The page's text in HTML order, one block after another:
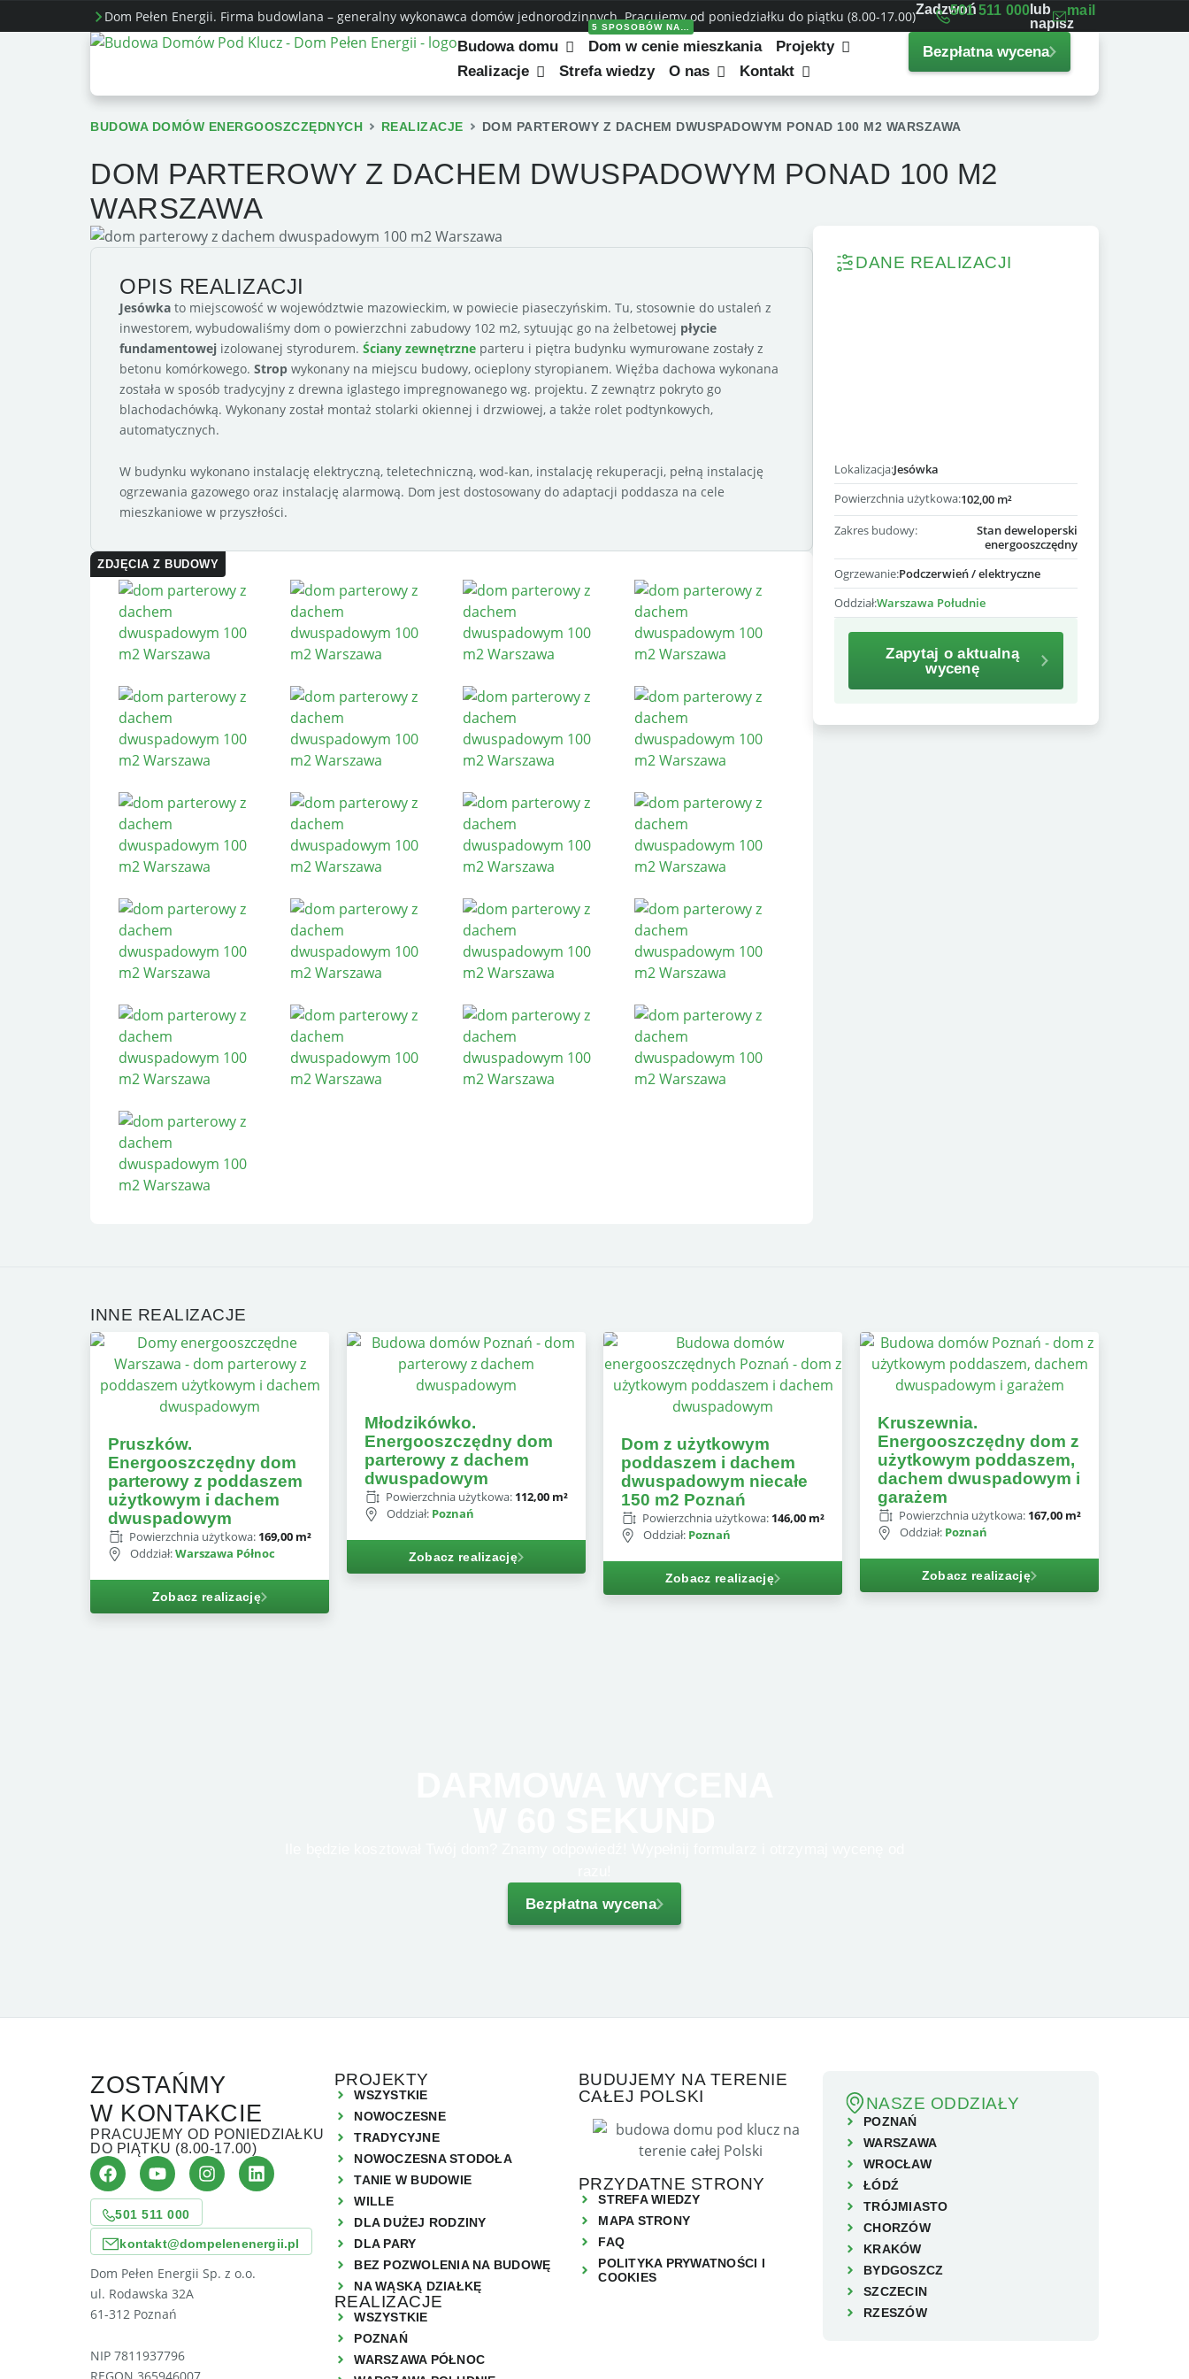
Dom Pełen Energii. Firma budowlana – generalny wykonawca domów jednorodzinnych. Pracujemy od poniedziałku do piątku (8.00-17.00)Zadzwoń501 511 000 lub
napisz
mail
Budowa domu
5 SPOSOBÓW NA…
Dom w cenie mieszkania
Projekty
Realizacje
Strefa wiedzy O nas Kontakt
Bezpłatna wycena
BUDOWA DOMÓW ENERGOOSZCZĘDNYCH REALIZACJE DOM PARTEROWY Z DACHEM DWUSPADOWYM PONAD 100 M2 WARSZAWA
DOM PARTEROWY Z DACHEM DWUSPADOWYM PONAD 100 M2
WARSZAWA
OPIS REALIZACJI
Jesówka to miejscowość w województwie mazowieckim, w powiecie piaseczyńskim. Tu, stosownie do ustaleń z
inwestorem, wybudowaliśmy dom o powierzchni zabudowy 102 m2, sytuując go na żelbetowej płycie
fundamentowej izolowanej styrodurem. Ściany zewnętrzne parteru i piętra budynku wymurowane zostały z
betonu komórkowego. Strop wykonany na miejscu budowy, ocieplony styropianem. Więźba dachowa wykonana
została w sposób tradycyjny z drewna iglastego impregnowanego wg. projektu. Z zewnątrz pokryto go
blachodachówką. Wykonany został montaż stolarki okiennej i drzwiowej, a także rolet podtynkowych,
automatycznych.
W budynku wykonano instalację elektryczną, teletechniczną, wod-kan, instalację rekuperacji, pełną instalację
ogrzewania gazowego oraz instalację alarmową. Dom jest dostosowany do adaptacji poddasza na cele
mieszkaniowe w przyszłości.
ZDJĘCIA Z BUDOWY
DANE REALIZACJI
Lokalizacja:Jesówka
Powierzchnia użytkowa:102,00 m²
Zakres budowy:
Stan deweloperski
energooszczędny
Ogrzewanie:Podczerwień / elektryczne
Oddział:Warszawa Południe
Zapytaj o aktualną
wycenę
INNE REALIZACJE
Pruszków.
Energooszczędny dom
parterowy z poddaszem
użytkowym i dachem
dwuspadowym
Powierzchnia użytkowa: 169,00 m²
Oddział:Warszawa Północ
Zobacz realizację
Młodzikówko.
Energooszczędny dom
parterowy z dachem
dwuspadowym
Powierzchnia użytkowa: 112,00 m²
Oddział: Poznań
Zobacz realizację
Dom z użytkowym
poddaszem i dachem
dwuspadowym niecałe
150 m2 Poznań
Powierzchnia użytkowa: 146,00 m²
Oddział: Poznań
Zobacz realizację
Kruszewnia.
Energooszczędny dom z
użytkowym poddaszem,
dachem dwuspadowym i
garażem
Powierzchnia użytkowa: 167,00 m²
Oddział: Poznań
Zobacz realizację
Bezpłatna wycena
ZOSTAŃMY
W KONTAKCIE
PRACUJEMY OD PONIEDZIAŁKU
DO PIĄTKU (8.00-17.00)
501 511 000
kontakt@dompelenenergii.pl
Dom Pełen Energii Sp. z o.o.
ul. Rodawska 32A
61-312 Poznań
NIP 7811937796
PROJEKTY
WSZYSTKIE
NOWOCZESNE
TRADYCYJNE
NOWOCZESNA STODOŁA
TANIE W BUDOWIE
WILLE
DLA DUŻEJ RODZINY
DLA PARY
BEZ POZWOLENIA NA BUDOWĘ
NA WĄSKĄ DZIAŁKĘ
REALIZACJE
WSZYSTKIE
POZNAŃ
WARSZAWA PÓŁNOC
BUDUJEMY NA TERENIE
CAŁEJ POLSKI
PRZYDATNE STRONY
STREFA WIEDZY
MAPA STRONY
FAQ
POLITYKA PRYWATNOŚCI I
COOKIES
NASZE ODDZIAŁY
POZNAŃ
WARSZAWA
WROCŁAW
ŁÓDŹ
TRÓJMIASTO
CHORZÓW
KRAKÓW
BYDGOSZCZ
SZCZECIN
RZESZÓW